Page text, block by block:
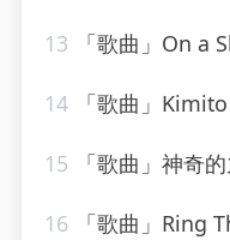
13 「歌曲」On a Slow
14 「歌曲」
15 「歌曲」神奇
16 「歌曲」Ring